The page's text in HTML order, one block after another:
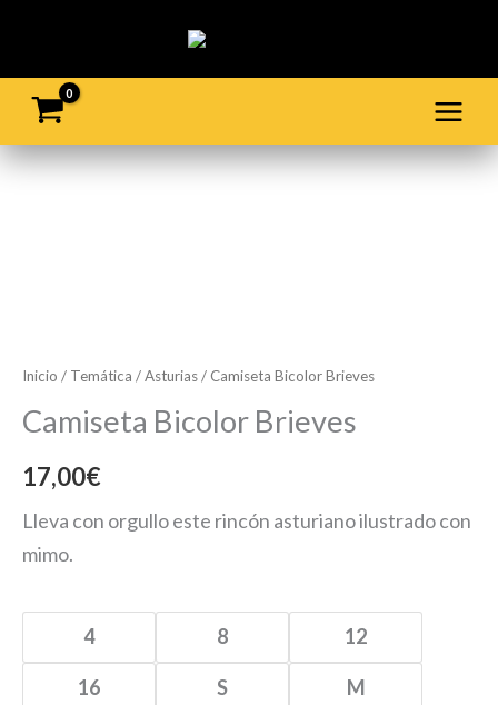
contenido
Inicio / Temática /Asturias/ Camiseta Bicolor Brieves
Camiseta Bicolor Brieves
17,00€
Lleva con orgullo este rincón asturiano ilustrado con
mimo.
4 8 12
16 S M